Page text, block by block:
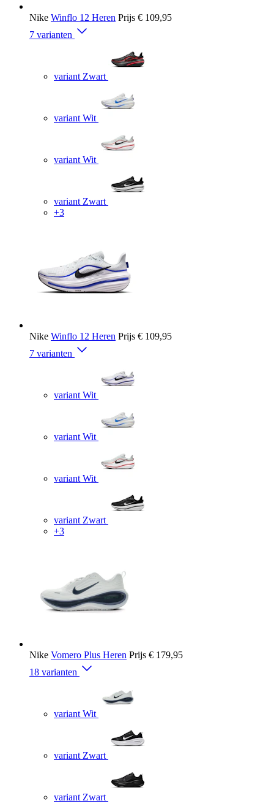
Nike Winflo 12 Heren Prijs € 109,95
7 varianten
variant Zwart
variant Wit
variant Wit
variant Zwart
+3
Nike Winflo 12 Heren Prijs € 109,95
7 varianten
variant Wit
variant Wit
variant Wit
variant Zwart
+3
Nike Vomero Plus Heren Prijs € 179,95
18 varianten
variant Wit
variant Zwart
variant Zwart